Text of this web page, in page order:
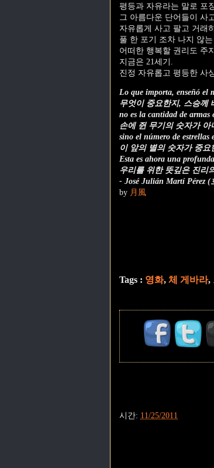
평등과 자유라는 말로 포
그 아름다운 단어들이 사
자유롭게 사고 팔고 거래
풀 한 포기 조차 나지 않
어떠한 행복할 권리도 주
지금은 21세기.
진정 자유롭고 평등한 사
Lo que importa, enseñó el
무엇이 중요한지, 스승께
no es la cantidad de armas
손에 쥔 무기의 숫자가 아
sino el número de estrellas
이 앞의 별의 숫자가 중요
Esta es ahora una
우리를 위한 뜻깊은 진리
- José Julián Martí Pérez (
by 月風
Tags : 영화, 체 게바라,
시간: 11/25/2011